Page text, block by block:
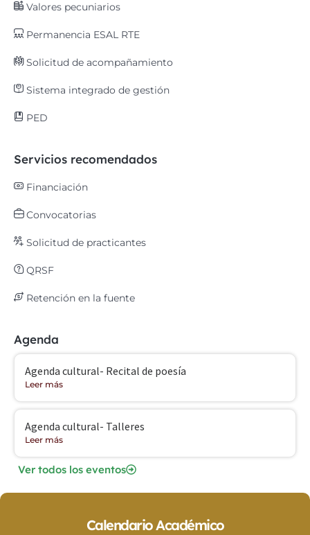
Valores pecuniarios
Permanencia ESAL RTE
Solicitud de acompañamiento
Sistema integrado de gestión
PED
Servicios recomendados
Financiación
Convocatorias
Solicitud de practicantes
QRSF
Retención en la fuente
Agenda
Agenda cultural- Recital de poesía
Leer más
Agenda cultural- Talleres
Leer más
Ver todos los eventos
Calendario Académico